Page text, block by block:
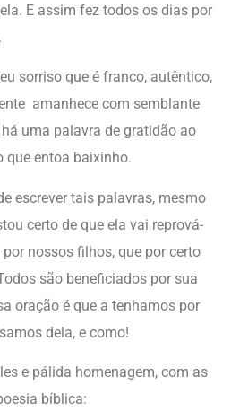
E assim fez todos os dias por
sorriso que é franco, autêntico,
amanhece com semblante
uma palavra de gratidão ao
que entoa baixinho.
escrever tais palavras, mesmo
certo de que ela vai reprová-
nossos filhos, que por certo
são beneficiados por sua
oração é que a tenhamos por
dela, e como!
e pálida homenagem, com as
bíblica: